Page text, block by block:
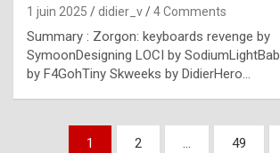
l
e
x
a
1 juin 2025 didier_v 4 Comments
Summary : Zorgon: keyboards revenge by
SymoonDesigning LOCI by
by F4GohTiny Skweeks by DidierHero…
Pagination
1 2 … 49